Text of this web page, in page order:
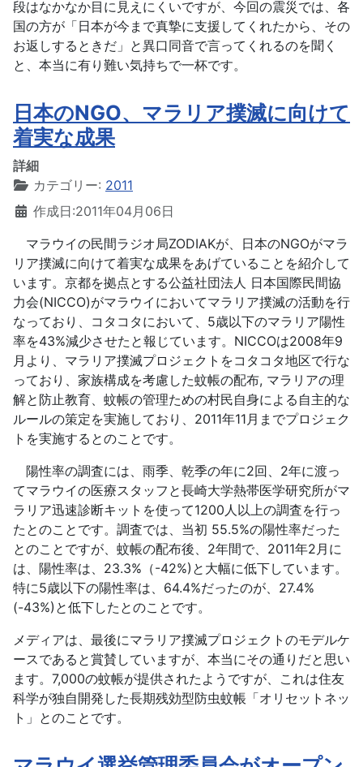
段はなかなか目に見えにくいですが、今回の震災では、各
国の方が「日本が今まで真摯に支援してくれたから、その
お返しするときだ」と異口同音で言ってくれるのを聞く
と、本当に有り難い気持ちで一杯です。
日本のNGO、マラリア撲滅に向けて
着実な成果
詳細
カテゴリー: 2011
作成日:2011年04月06日
マラウイの民間ラジオ局ZODIAKが、日本のNGOがマラ
リア撲滅に向けて着実な成果をあげていることを紹介して
います。京都を拠点とする公益社団法人 日本国際民間協
力会(NICCO)がマラウイにおいてマラリア撲滅の活動を行
なっており、コタコタにおいて、5歳以下のマラリア陽性
率を43%減少させたと報じています。NICCOは2008年9
月より、マラリア撲滅プロジェクトをコタコタ地区で行な
っており、家族構成を考慮した蚊帳の配布, マラリアの理
解と防止教育、蚊帳の管理ための村民自身による自主的な
ルールの策定を実施しており、2011年11月までプロジェク
トを実施するとのことです。
陽性率の調査には、雨季、乾季の年に2回、2年に渡っ
てマラウイの医療スタッフと長崎大学熱帯医学研究所がマ
ラリア迅速診断キットを使って1200人以上の調査を行っ
たとのことです。調査では、当初 55.5%の陽性率だった
とのことですが、蚊帳の配布後、2年間で、2011年2月に
は、陽性率は、23.3%（-42%)と大幅に低下しています。
特に5歳以下の陽性率は、64.4%だったのが、27.4%
(-43%)と低下したとのことです。
メディアは、最後にマラリア撲滅プロジェクトのモデルケ
ースであると賞賛していますが、本当にその通りだと思い
ます。7,000の蚊帳が提供されたようですが、これは住友
科学が独自開発した長期残効型防虫蚊帳「オリセットネッ
ト」とのことです。